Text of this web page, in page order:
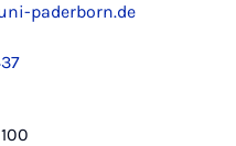
paderborn.de